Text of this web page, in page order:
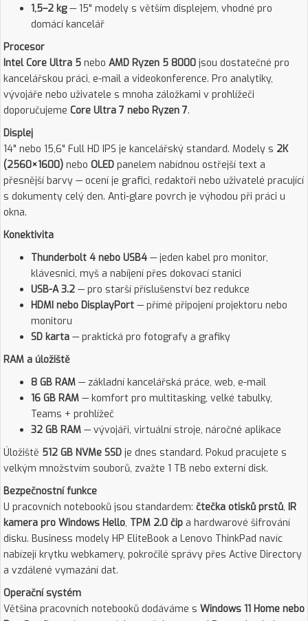
1,5–2 kg— 15" modely s větším displejem, vhodné pro
domácí kancelář
Procesor
Intel Core Ultra 5 nebo AMD Ryzen 5 8000 jsou dostatečné pro
kancelářskou práci, e-mail a videokonference. Pro analytiky,
vývojáře nebo uživatele s mnoha záložkami v prohlížeči
doporučujeme Core Ultra 7 nebo Ryzen 7.
Displej
14" nebo 15,6" Full HD IPS je kancelářský standard. Modely s 2K
(2560×1600) nebo OLED panelem nabídnou ostřejší text a
přesnější barvy — ocení je grafici, redaktoři nebo uživatelé pracující
s dokumenty celý den. Anti-glare povrch je výhodou při práci u
okna.
Konektivita
Thunderbolt 4 nebo USB4 — jeden kabel pro monitor,
klávesnici, myš a nabíjení přes dokovací stanici
USB-A 3.2 — pro starší příslušenství bez redukce
HDMI nebo DisplayPort — přímé připojení projektoru nebo
monitoru
SD karta — praktická pro fotografy a grafiky
RAM a úložiště
8 GB RAM — základní kancelářská práce, web, e-mail
16 GB RAM — komfort pro multitasking, velké tabulky,
Teams + prohlížeč
32 GB RAM — vývojáři, virtuální stroje, náročné aplikace
Úložiště 512 GB NVMe SSD je dnes standard. Pokud pracujete s
velkým množstvím souborů, zvažte 1 TB nebo externí disk.
Bezpečnostní funkce
U pracovních notebooků jsou standardem: čtečka otisků prstů, IR
kamera pro Windows Hello, TPM 2.0 čip a hardwarové šifrování
disku. Business modely HP EliteBook a Lenovo ThinkPad navíc
nabízejí krytku webkamery, pokročilé správy přes Active Directory
a vzdálené vymazání dat.
Operační systém
Většina pracovních notebooků dodáváme s Windows 11 Home nebo